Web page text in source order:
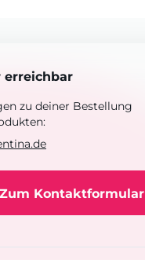
erreichbar
zu deiner Bestellung
Zum Kontaktformular